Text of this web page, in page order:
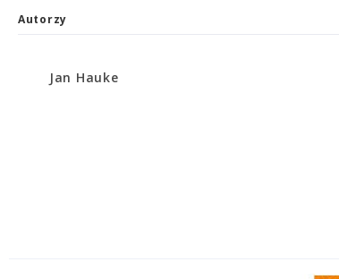
Autorzy
Jan Hauke